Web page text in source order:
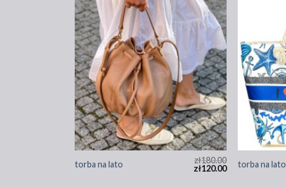
torba na lato zł180.00
zł120.00 torba na lato